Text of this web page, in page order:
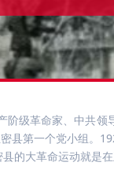
阶级革命家、中
县第一个党小组。
的大革命运动就是